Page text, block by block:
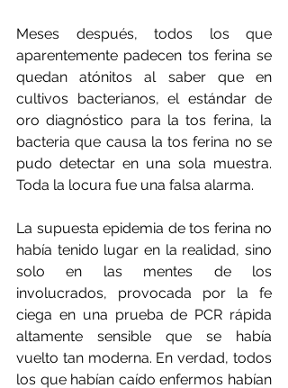
Meses después, todos los que
aparentemente padecen tos ferina se
quedan atónitos al saber que en
cultivos bacterianos, el estándar de
oro diagnóstico para la tos ferina, la
bacteria que causa la tos ferina no se
pudo detectar en una sola muestra.
Toda la locura fue una falsa alarma.
La supuesta epidemia de tos ferina no
había tenido lugar en la realidad, sino
solo en las mentes de los
involucrados, provocada por la fe
ciega en una prueba de PCR rápida
altamente sensible que se había
vuelto tan moderna. En verdad, todos
los que habían caído enfermos habían